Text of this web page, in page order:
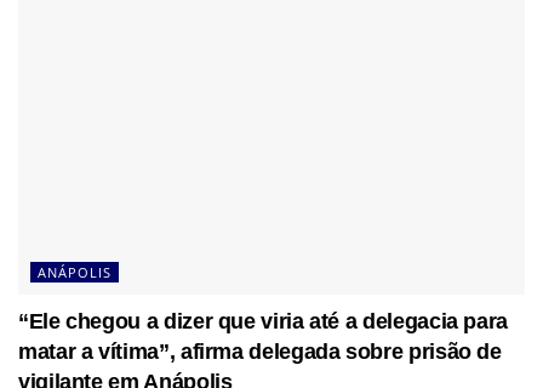
ANÁPOLIS
“Ele chegou a dizer que viria até a delegacia para
matar a vítima”, afirma delegada sobre prisão de
vigilante em Anápolis